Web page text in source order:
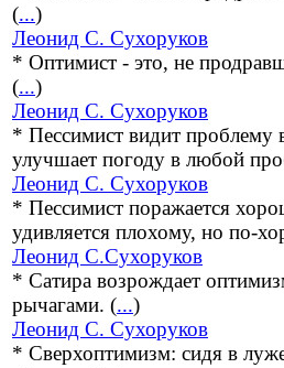
(...)
Леонид С. Сухоруков
* Оптимист - это, не
(...)
Леонид С. Сухоруков
* Пессимист видит
улучшает погоду в любой
Леонид С. Сухоруков
* Пессимист поражается
удивляется плохому, но по-
Леонид С.Сухоруков
* Сатира возрождает
рычагами. (...)
Леонид С. Сухоруков
* Сверхоптимизм: сидя в